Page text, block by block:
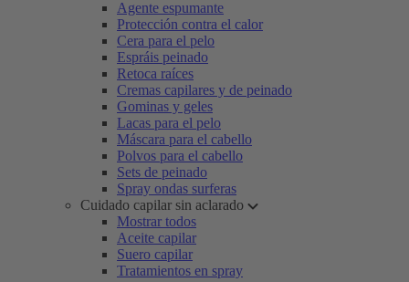
Agente espumante
Protección contra el calor
Cera para el pelo
Espráis peinado
Retoca raíces
Cremas capilares y de peinado
Gominas y geles
Lacas para el pelo
Máscara para el cabello
Polvos para el cabello
Sets de peinado
Spray ondas surferas
Cuidado capilar sin aclarado
Mostrar todos
Aceite capilar
Suero capilar
Tratamientos en spray